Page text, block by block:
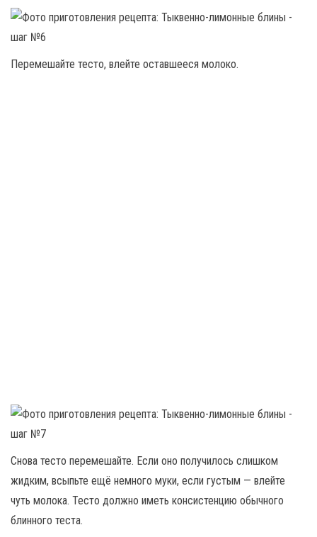
Перемешайте тесто, влейте оставшееся молоко.
Снова тесто перемешайте. Если оно получилось слишком
жидким, всыпьте ещё немного муки, если густым — влейте
чуть молока. Тесто должно иметь консистенцию обычного
блинного теста.